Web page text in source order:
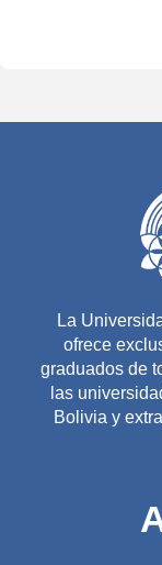
La
ofrece
graduados de
las
Bolivia y